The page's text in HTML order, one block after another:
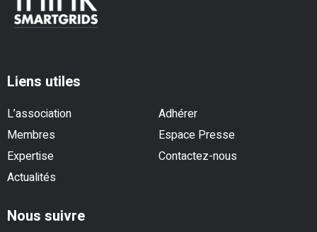
Liens utiles
L’association
Adhérer
Membres
Espace Presse
Expertise
Contactez-nous
Actualités
Nous suivre